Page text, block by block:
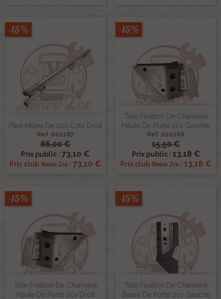
Pied Milieu De 2cv Coté Droit
Ref :002187
86,00 €
Prix public : 73,10 €
Prix club Renov 2cv : 73,10 €
-15%
Tôle Fixation De Charnière
Haute De Porte 2cv Gauche
Ref :002188
15,50 €
Prix public : 13,18 €
Prix club Renov 2cv: 13,18 €
-15%
Tôle Fixation De Charnière
Haute De Porte 2cv Droit
-15%
Tôle Fixation De Charnière
Basse De Porte 2cv Gauche
-15%